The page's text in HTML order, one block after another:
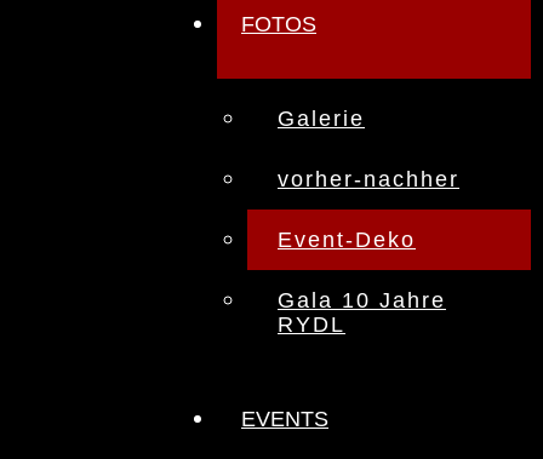
FOTOS
Galerie
vorher-nachher
Event-Deko
Gala 10 Jahre
RYDL
EVENTS